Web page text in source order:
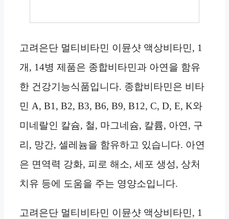
고려은단 멀티비타민 이뮨샷 액상비타민, 1
개, 14병 제품은 종합비타민과 아연을 함유
한 건강기능식품입니다. 종합비타민은 비타
민 A, B1, B2, B3, B6, B9, B12, C, D, E, K와
미네랄인 칼슘, 철, 마그네슘, 칼륨, 아연, 구
리, 망간, 셀레늄을 함유하고 있습니다. 아연
은 면역력 강화, 피로 해소, 세포 생성, 상처
치유 등에 도움을 주는 영양소입니다.
고려은단 멀티비타민 이뮨샷 액상비타민, 1